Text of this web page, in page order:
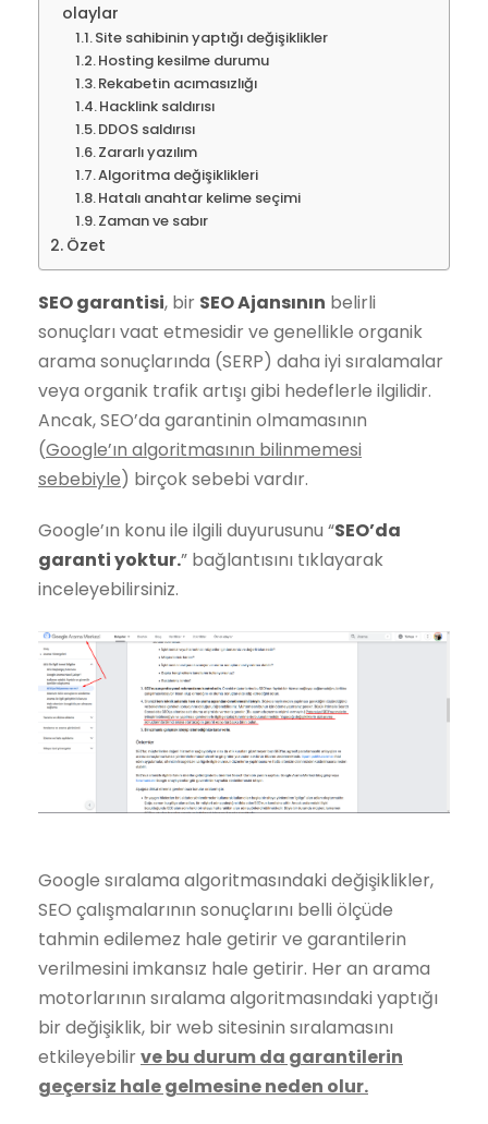
olaylar
Site sahibinin yaptığı değişiklikler
Hosting kesilme durumu
Rekabetin acımasızlığı
Hacklink saldırısı
DDOS saldırısı
Zararlı yazılım
Algoritma değişiklikleri
Hatalı anahtar kelime seçimi
Zaman ve sabır
Özet
SEO garantisi, bir SEO Ajansının belirli
sonuçları vaat etmesidir ve genellikle organik
arama sonuçlarında (SERP) daha iyi sıralamalar
veya organik trafik artışı gibi hedeflerle ilgilidir.
Ancak, SEO’da garantinin olmamasının
(Google’ın algoritmasının bilinmemesi
sebebiyle) birçok sebebi vardır.
Google’ın konu ile ilgili duyurusunu “SEO’da
garanti yoktur.” bağlantısını tıklayarak
inceleyebilirsiniz.
Google sıralama algoritmasındaki değişiklikler,
SEO çalışmalarının sonuçlarını belli ölçüde
tahmin edilemez hale getirir ve garantilerin
verilmesini imkansız hale getirir. Her an arama
motorlarının sıralama algoritmasındaki yaptığı
bir değişiklik, bir web sitesinin sıralamasını
etkileyebilirve bu durum da garantilerin
geçersiz hale gelmesine neden olur.